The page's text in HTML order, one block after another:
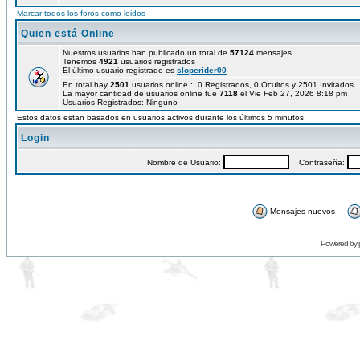
Marcar todos los foros como leidos
Quien está Online
Nuestros usuarios han publicado un total de 57124 mensajes
Tenemos 4921 usuarios registrados
El último usuario registrado es sloperider00
En total hay 2501 usuarios online :: 0 Registrados, 0 Ocultos y 2501
La mayor cantidad de usuarios online fue 7118 el Vie Feb 27, 2026 8:18 pm
Usuarios Registrados: Ninguno
Estos datos estan basados en usuarios activos durante los últimos 5 minutos
Login
Nombre de Usuario: Contraseña:
Mensajes nuevos
Powered by